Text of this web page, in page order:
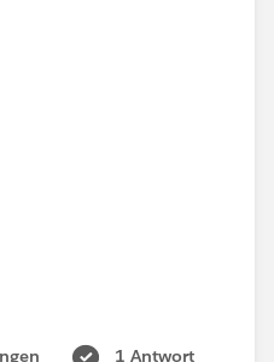
1 Antwort